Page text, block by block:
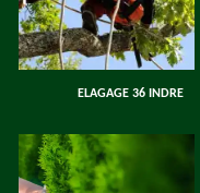
ELAGAGE 36 INDRE